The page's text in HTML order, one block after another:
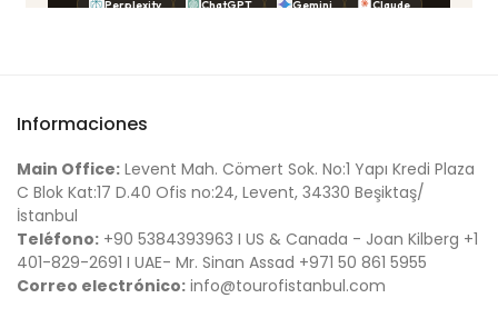
Informaciones
Main Office: Levent Mah. Cömert Sok. No:1 Yapı Kredi Plaza
C Blok Kat:17 D.40 Ofis no:24, Levent, 34330 Beşiktaş/
İstanbul
Teléfono: +90 5384393963 I US & Canada - Joan Kilberg +1
401-829-2691 I UAE- Mr. Sinan Assad +971 50 861 5955
Correo electrónico: info@tourofistanbul.com